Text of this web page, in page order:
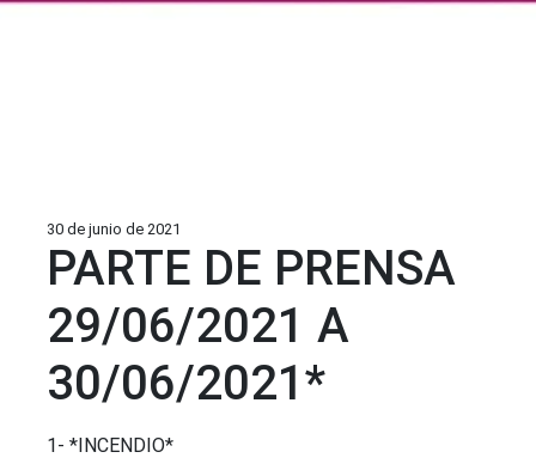
30 de junio de 2021
PARTE DE PRENSA
29/06/2021 A
30/06/2021*
1- *INCENDIO*